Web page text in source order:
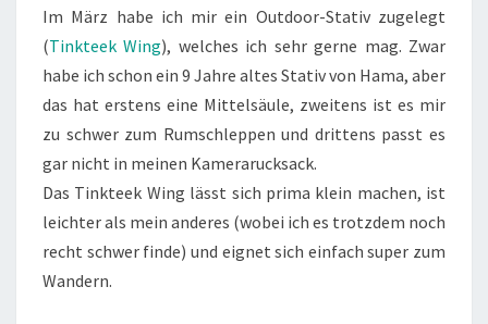
Im März habe ich mir ein Outdoor-Stativ zugelegt
(Tinkteek Wing), welches ich sehr gerne mag. Zwar
habe ich schon ein 9 Jahre altes Stativ von Hama, aber
das hat erstens eine Mittelsäule, zweitens ist es mir
zu schwer zum Rumschleppen und drittens passt es
gar nicht in meinen Kamerarucksack.
Das Tinkteek Wing lässt sich prima klein machen, ist
leichter als mein anderes (wobei ich es trotzdem noch
recht schwer finde) und eignet sich einfach super zum
Wandern.